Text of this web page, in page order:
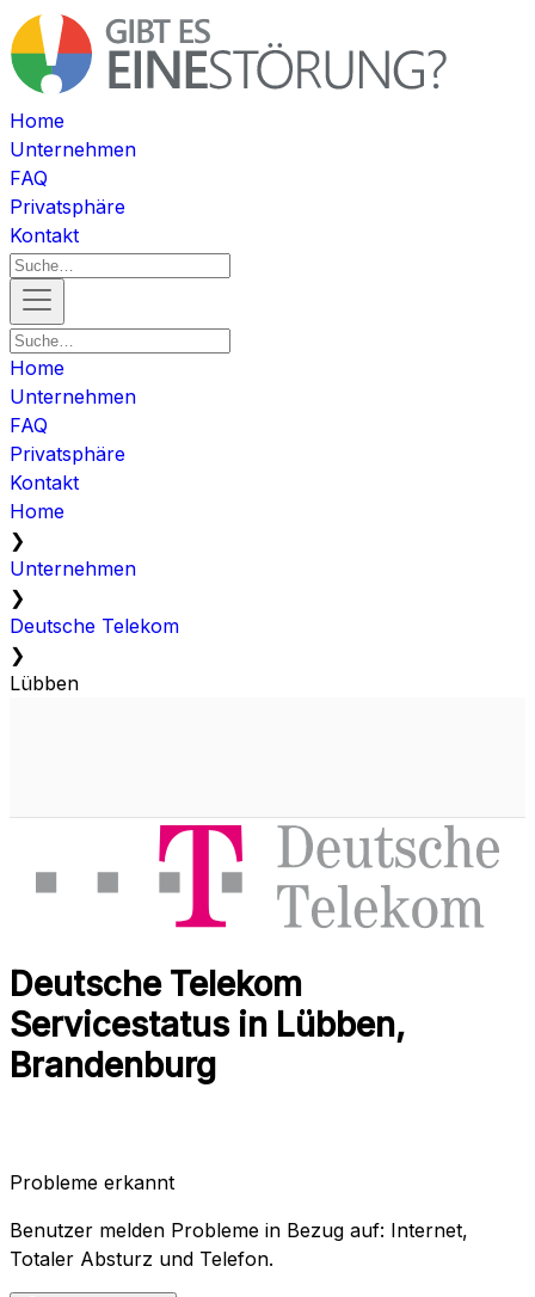
Home
Unternehmen
FAQ
Privatsphäre
Kontakt
Home
Unternehmen
FAQ
Privatsphäre
Kontakt
Home
❯
Unternehmen
❯
Deutsche Telekom
❯
Lübben
Deutsche Telekom
Servicestatus in Lübben,
Brandenburg
Probleme erkannt
Benutzer melden Probleme in Bezug auf: Internet,
Totaler Absturz und Telefon.